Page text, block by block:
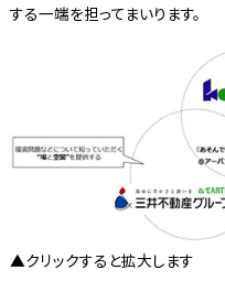
する一端を担ってまいります。
▲クリックすると拡大します